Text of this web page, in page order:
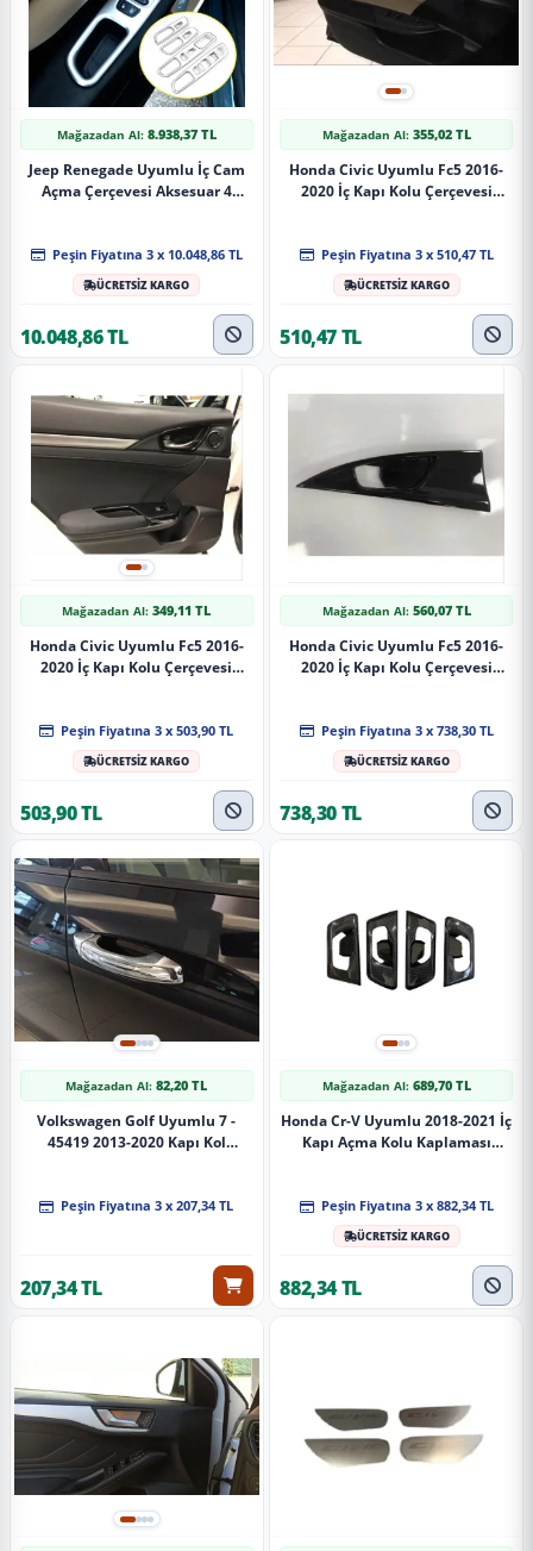
Mağazadan Al: 8.938,37 TL
Jeep Renegade Uyumlu İç Cam
Açma Çerçevesi Aksesuar 4
Peşin Fiyatına 3 x 10.048,86 TL
ÜCRETSİZ KARGO
10.048,86 TL
Mağazadan Al: 355,02 TL
Honda Civic Uyumlu Fc5 2016-
2020 İç Kapı Kolu Çerçevesi
Peşin Fiyatına 3 x 510,47 TL
ÜCRETSİZ KARGO
510,47 TL
Mağazadan Al:349,11 TL
Honda Civic Uyumlu Fc5 2016-
2020 İç Kapı Kolu Çerçevesi
Peşin Fiyatına 3 x 503,90 TL
ÜCRETSİZ KARGO
503,90 TL
Mağazadan Al: 560,07 TL
Honda Civic Uyumlu Fc5 2016-
2020 İç Kapı Kolu Çerçevesi
Peşin Fiyatına 3 x 738,30 TL
ÜCRETSİZ KARGO
738,30 TL
Mağazadan Al:82,20 TL
Volkswagen Golf Uyumlu 7 -
45419 2013-2020 Kapı Kol
Peşin Fiyatına 3 x 207,34 TL
207,34 TL
Mağazadan Al: 689,70 TL
Honda Cr-V Uyumlu 2018-2021 İç
Kapı Açma Kolu Kaplaması
Peşin Fiyatına 3 x 882,34 TL
ÜCRETSİZ KARGO
882,34 TL